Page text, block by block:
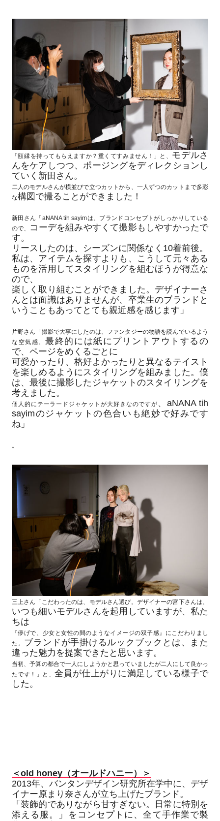
「額縁を持ってもらえますか？重くてすみません！」と、 モデルさ
んをケアしつつ、ポージングをディレクションし
ていく新田さん。
二人のモデルさんが横並びで立つカットから、一人ずつのカットまで多彩
な構図で撮ることができました！
新田さん「aNANA tih sayimは、ブランドコンセプトがしっかりしている
ので、
コーデを組みやすくて撮影もしやすかったで
す。
リースしたのは、シーズンに関係なく10着前後。
私は、アイテムを探すよりも、こうして元々ある
ものを活用してスタイリングを組むほうが得意な
ので、
楽しく取り組むことができました。デザイナーさ
んとは面識はありませんが、卒業生のブランドと
いうこともあってとても親近感を感じます」
片野さん「撮影で大事にしたのは、ファンタジーの物語を読んでいるよう
な空気感。最終的には紙にプリントアウトするの
で、ページをめくるごとに
可愛かったり、格好よかったりと異なるテイスト
を楽しめるようにスタイリングを組みました。僕
は、最後に撮影したジャケットのスタイリングを
考えました。
個人的にテーラードジャケットが大好きなのですが 、aNANA tih
sayimのジャケットの色合いも絶妙で好みです
ね」
。
三上さん「こだわったのは、モデルさん選び。デザイナーの宮下さんは、
いつも細いモデルさんを起用していますが、私た
ちは
『儚げで、少女と女性の間のようなイメージの双子感』にこだわりまし
た。 ブランドが手掛けるルックブックとは、また
違った魅力を提案できたと思います。
当初、予算の都合で一人にしようかと思っていましたが二人にして良かっ
たです！」と、全員が仕上がりに満足している様子で
した。
＜old honey（オールドハニー）＞
2013年、バンタンデザイン研究所在学中に、デザ
イナー原まり奈さんが立ち上げたブランド。
「装飾的でありながら甘すぎない。日常に特別を
添える服。」をコンセプトに、全て手作業で製